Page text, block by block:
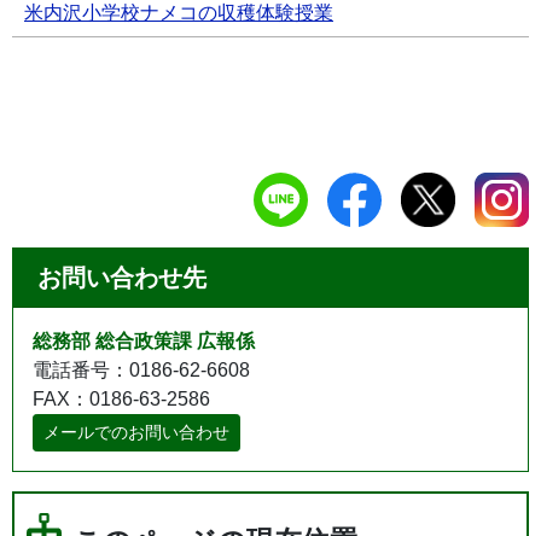
米内沢小学校ナメコの収穫体験授業
お問い合わせ先
総務部 総合政策課 広報係
電話番号：0186-62-6608
FAX：0186-63-2586
メールでのお問い合わせ